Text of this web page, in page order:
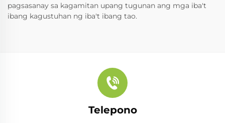
pagsasanay sa kagamitan upang tugunan ang mga iba't
ibang kagustuhan ng iba't ibang tao.
Telepono